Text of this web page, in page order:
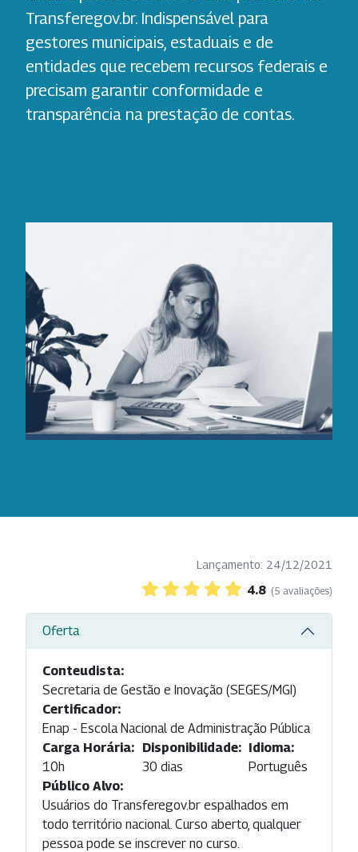
Transferegov.br. Indispensável para
gestores municipais, estaduais e de
entidades que recebem recursos federais e
precisam garantir conformidade e
transparência na prestação de contas.
Lançamento: 24/12/2021
4.8 (5 avaliações)
Oferta
Conteudista:
Secretaria de Gestão e Inovação (SEGES/MGI)
Certificador:
Enap - Escola Nacional de Administração Pública
Carga Horária:
10h
Disponibilidade:
30 dias
Idioma:
Português
Público Alvo:
Usuários do Transferegov.br espalhados em
todo território nacional. Curso aberto, qualquer
pessoa pode se inscrever no curso.